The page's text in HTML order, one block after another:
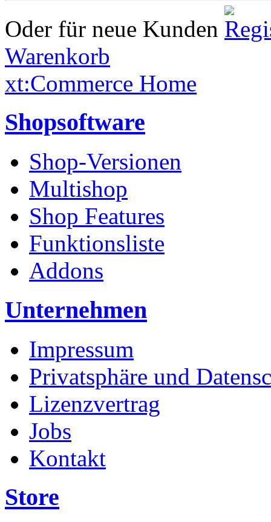
Oder für neue Kunden
Warenkorb
xt:Commerce Home
Shopsoftware
Shop-Versionen
Multishop
Shop Features
Funktionsliste
Addons
Unternehmen
Impressum
Privatsphäre und
Lizenzvertrag
Jobs
Kontakt
Store